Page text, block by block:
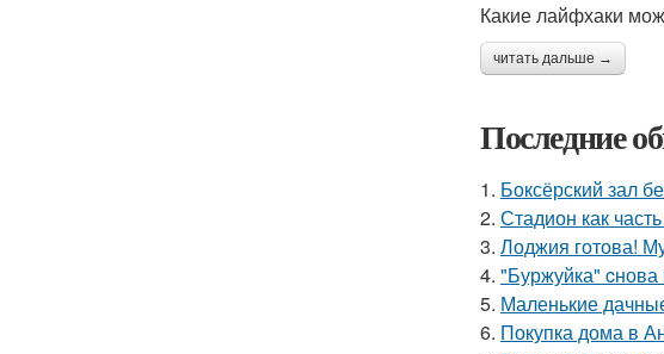
Какие лайфхаки
читать дальше →
Последние
1. Боксёрский зал
2. Стадион как
3. Лоджия готова!
4. "Буржуйка" cнова
5. Маленькие
6. Покупка дома в